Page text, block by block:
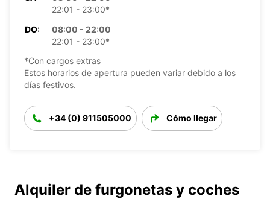
22:01 - 23:00*
DO:
08:00 - 22:00
22:01 - 23:00*
*Con cargos extras
Estos horarios de apertura pueden variar debido a los
días festivos.
+34 (0) 911505000 Cómo llegar
Alquiler de furgonetas y coches